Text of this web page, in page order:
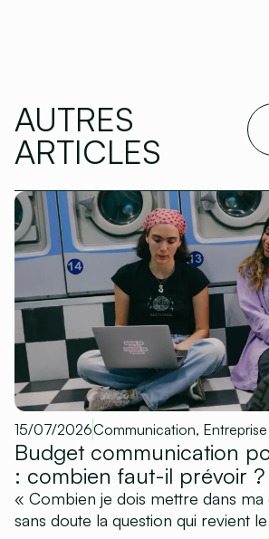
AUTRES
ARTICLES
15/07/2026Communication, Entreprise
Budget communication
: combien faut-il prévoir ?
« Combien je dois mettre dans ma
sans doute la question qui revient le